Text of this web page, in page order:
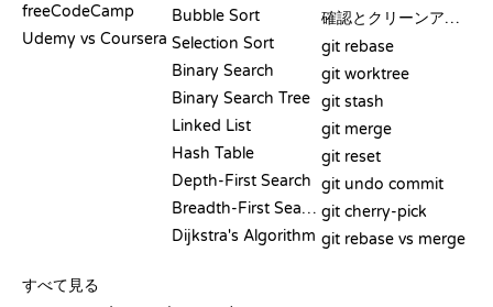
freeCodeCamp
Udemy vs Coursera
Bubble Sort
Selection Sort
Binary Search
Binary Search Tree
Linked List
Hash Table
Depth-First Search
Breadth-First Search
Dijkstra's Algorithm
確認とクリーンアップ
git rebase
git worktree
git stash
git merge
git reset
git undo commit
git cherry-pick
git rebase vs merge
すべて見る